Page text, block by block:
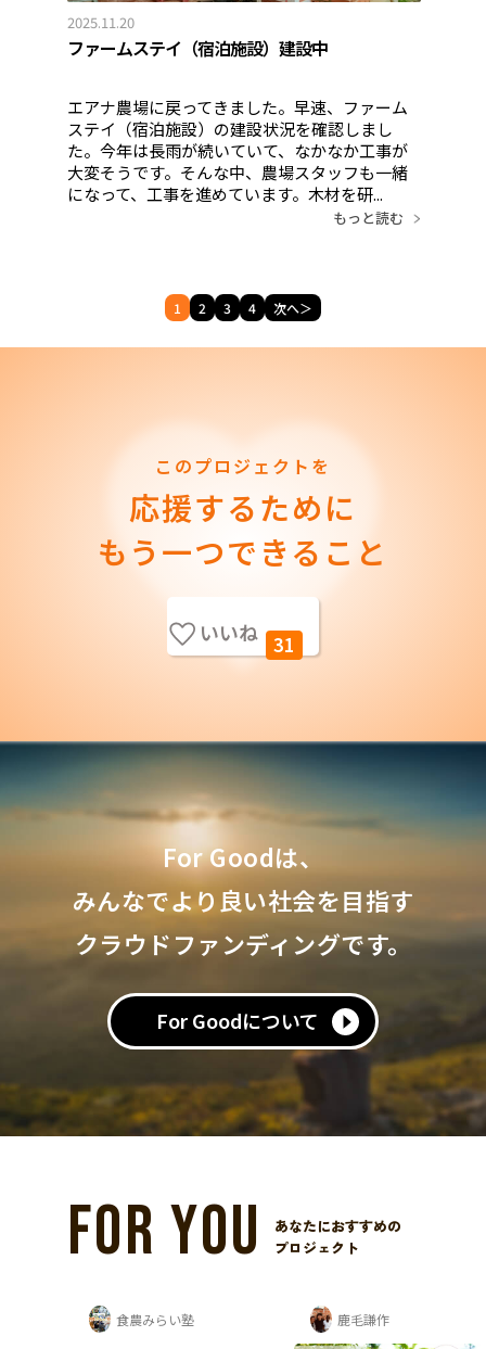
2025.11.20
ファームステイ（宿泊施設）建設中
エアナ農場に戻ってきました。早速、ファーム
ステイ（宿泊施設）の建設状況を確認しまし
た。今年は長雨が続いていて、なかなか工事が
大変そうです。そんな中、農場スタッフも一緒
になって、工事を進めています。木材を研...
もっと読む
1 2 3 4 次へ＞
このプロジェクトを
応援するために
もう一つできること
いいね 31
For Goodは、
みんなでより良い社会を目指す
クラウドファンディングです。
For Goodについて
FOR YOU
あなたにおすすめの
プロジェクト
鹿毛謙作